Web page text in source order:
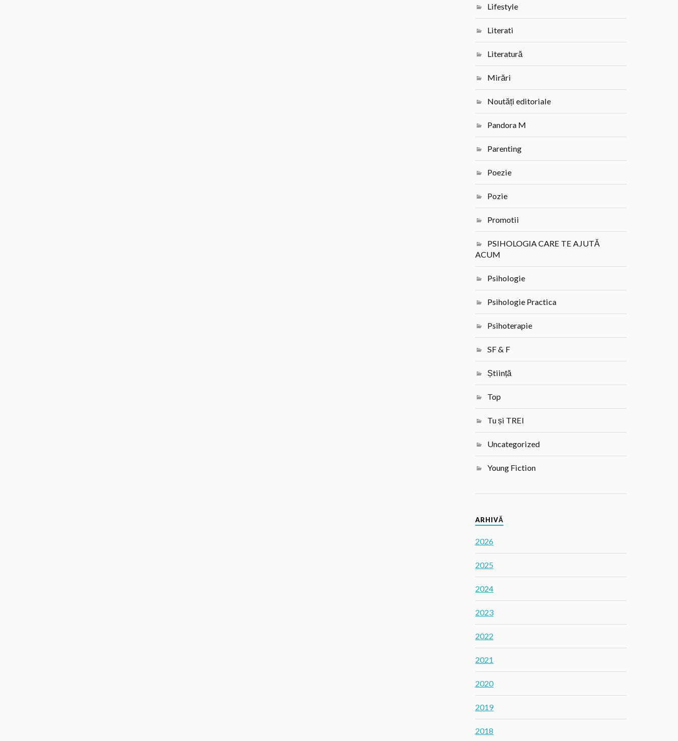
Lifestyle
Literati
Literatură
Mirări
Noutăți editoriale
Pandora M
Parenting
Poezie
Pozie
Promotii
PSIHOLOGIA CARE TE AJUTĂ
ACUM
Psihologie
Psihologie Practica
Psihoterapie
SF & F
Știință
Top
Tu și TREI
Uncategorized
Young Fiction
ARHIVĂ
2026
2025
2024
2023
2022
2021
2020
2019
2018